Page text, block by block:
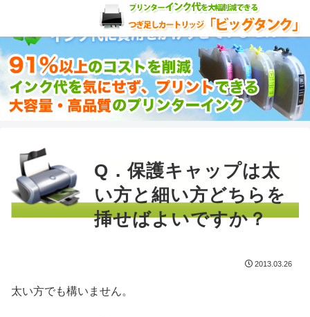
Q．保護キャップは太
い方と細い方どちらを
挿せばよいですか？
2013.03.26
太い方でも構いません。